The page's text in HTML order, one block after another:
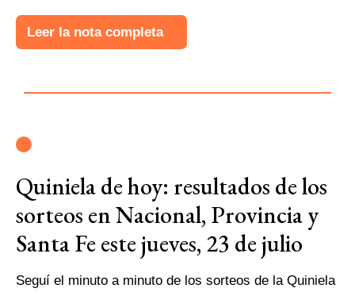
Leer la nota completa
Quiniela de hoy: resultados de los
sorteos en Nacional, Provincia y
Santa Fe este jueves, 23 de julio
Seguí el minuto a minuto de los sorteos de la Quiniela